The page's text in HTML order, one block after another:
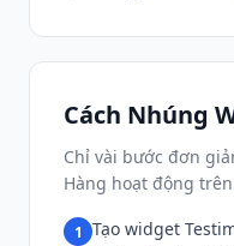
Cách Nhúng
Chỉ vài bước đơn
Hàng hoạt động
1 Tạo widget